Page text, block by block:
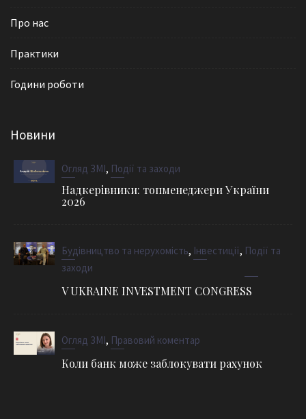
Про нас
Практики
Години роботи
Новини
Огляд ЗМІ, Події та заходи
Надкерівники: топменеджери України
2026
Будівництво та нерухомість, Інвестиції, Події та
заходи
V UKRAINE INVESTMENT CONGRESS
Огляд ЗМІ, Правовий коментар
Коли банк може заблокувати рахунок